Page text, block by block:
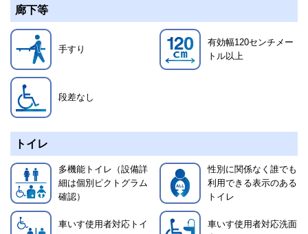
廊下等
手すり
有効幅120センチメー
トル以上
段差なし
トイレ
多機能トイレ（設備詳
細は個別ピクトグラム
確認）
性別に関係なく誰でも
利用できる表示のある
トイレ
車いす使用者対応トイ
車いす使用者対応洗面